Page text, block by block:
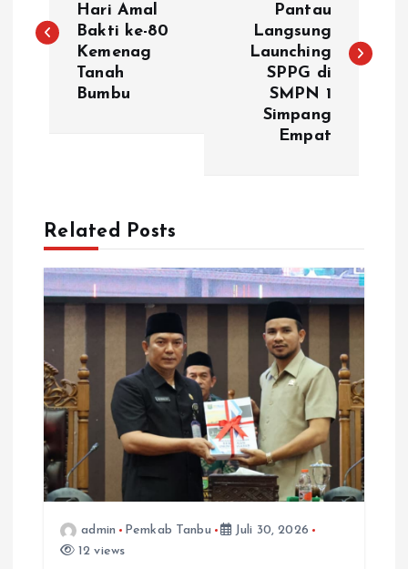
v
s
p
o
s
Hari Amal
Bakti ke-80
Kemenag
Tanah
Bumbu
Pantau
Langsung
Launching
SPPG di
SMPN 1
Simpang
Empat
Related Posts
admin Pemkab Tanbu
Juli 30, 2026
12 views